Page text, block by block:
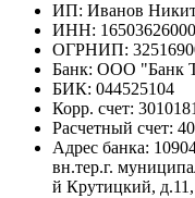
ИП: Иванов
ИНН:
ОГРНИП:
Банк: ООО "Банк
БИК: 044525104
Корр. счет:
Расчетный счет:
Адрес банка:
вн.тер.г.
й Крутицкий,